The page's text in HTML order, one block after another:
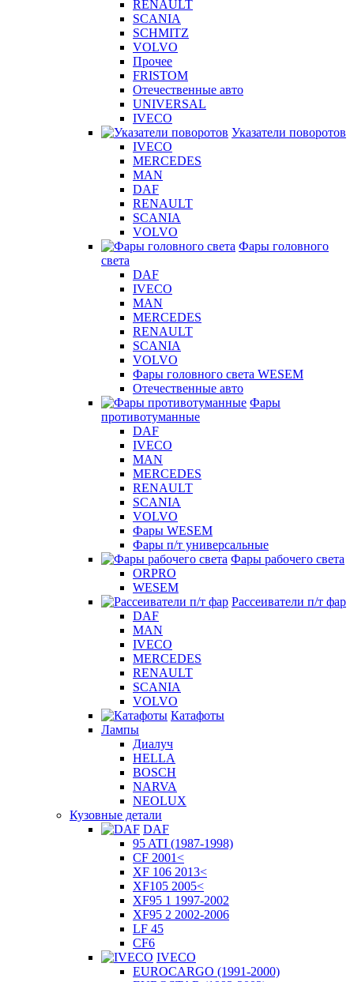
RENAULT
SCANIA
SCHMITZ
VOLVO
Прочее
FRISTOM
Отечественные авто
UNIVERSAL
IVECO
Указатели поворотов
IVECO
MERCEDES
MAN
DAF
RENAULT
SCANIA
VOLVO
Фары головного
света
DAF
IVECO
MAN
MERCEDES
RENAULT
SCANIA
VOLVO
Фары головного света WESEM
Отечественные авто
Фары
противотуманные
DAF
IVECO
MAN
MERCEDES
RENAULT
SCANIA
VOLVO
Фары WESEM
Фары п/т универсальные
Фары рабочего света
ORPRO
WESEM
Рассеиватели п/т фар
DAF
MAN
IVECO
MERCEDES
RENAULT
SCANIA
VOLVO
Катафоты
Лампы
Диалуч
HELLA
BOSCH
NARVA
NEOLUX
Кузовные детали
DAF
95 ATI (1987-1998)
CF 2001<
XF 106 2013<
XF105 2005<
XF95 1 1997-2002
XF95 2 2002-2006
LF 45
CF6
IVECO
EUROCARGO (1991-2000)